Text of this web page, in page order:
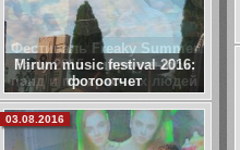
Фестиваль Freaky Summer
Party 2015 - море улыбок,
панд и прекрасных людей
05.07.2014